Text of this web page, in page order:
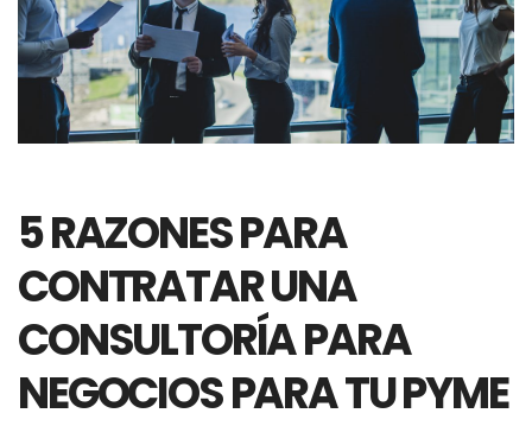
5 RAZONES PARA
CONTRATAR UNA
CONSULTORÍA PARA
NEGOCIOS PARA TU PYME